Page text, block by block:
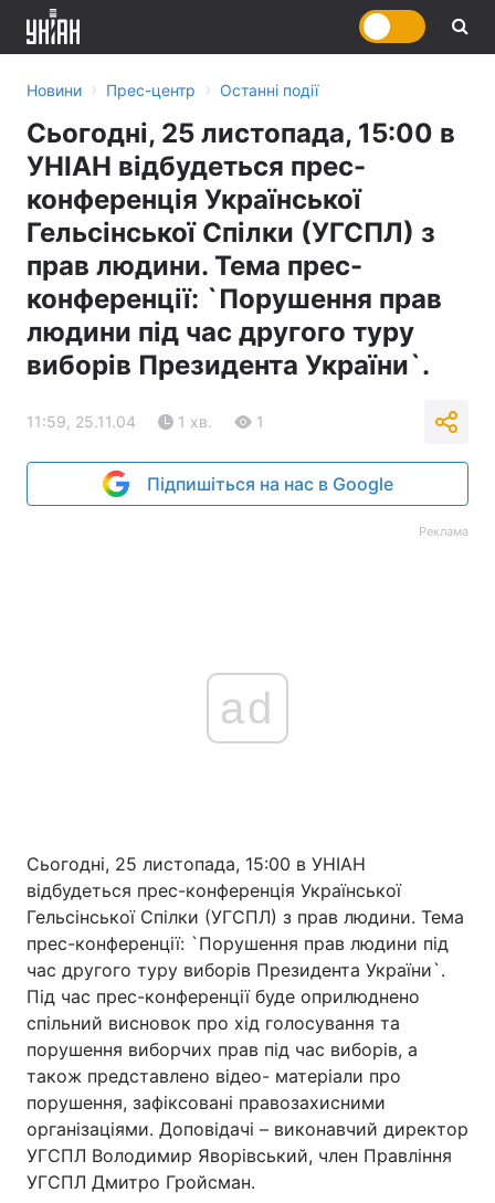
Головна Війна
Україна Політика
Економіка
Новини › Прес-центр › Останні події
Сьогодні, 25 листопада, 15:00 в
УНІАН відбудеться прес-
конференція Української
Гельсінської Спілки (УГСПЛ) з
прав людини. Тема прес-
конференції: `Порушення прав
людини під час другого туру
виборів Президента України`.
11:59, 25.11.04 1 хв. 1
Підпишіться на нас в Google
Реклама
ad
Сьогодні, 25 листопада, 15:00 в УНІАН
відбудеться прес-конференція Української
Гельсінської Спілки (УГСПЛ) з прав людини. Тема
прес-конференції: `Порушення прав людини під
час другого туру виборів Президента України`.
Під час прес-конференції буде оприлюднено
спільний висновок про хід голосування та
порушення виборчих прав під час виборів, а
також представлено відео- матеріали про
порушення, зафіксовані правозахисними
організаціями. Доповідачі – виконавчий директор
УГСПЛ Володимир Яворівський, член Правління
УГСПЛ Дмитро Гройсман.